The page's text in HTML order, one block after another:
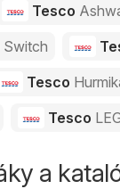
Tesco
Switch
Tesco
Tesco
a